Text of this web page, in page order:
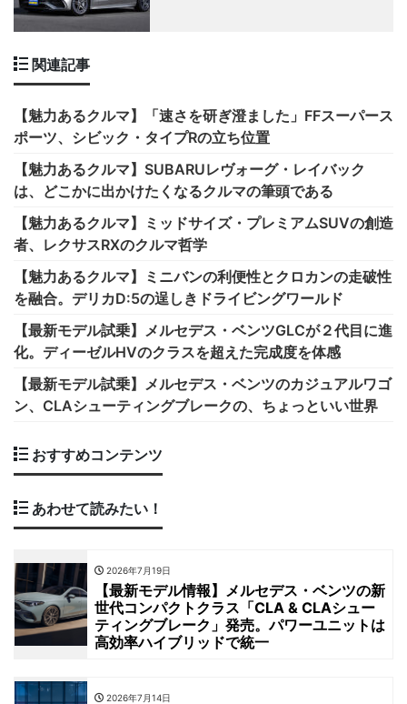
関連記事
【魅力あるクルマ】「速さを研ぎ澄ました」FFスーパース
ポーツ、シビック・タイプRの立ち位置
【魅力あるクルマ】SUBARUレヴォーグ・レイバック
は、どこかに出かけたくなるクルマの筆頭である
【魅力あるクルマ】ミッドサイズ・プレミアムSUVの創造
者、レクサスRXのクルマ哲学
【魅力あるクルマ】ミニバンの利便性とクロカンの走破性
を融合。デリカD:5の逞しきドライビングワールド
【最新モデル試乗】メルセデス・ベンツGLCが２代目に進
化。ディーゼルHVのクラスを超えた完成度を体感
【最新モデル試乗】メルセデス・ベンツのカジュアルワゴ
ン、CLAシューティングブレークの、ちょっといい世界
おすすめコンテンツ
あわせて読みたい！
2026年7月19日
【最新モデル情報】メルセデス・ベンツの新
世代コンパクトクラス「CLA & CLAシュー
ティングブレーク」発売。パワーユニットは
高効率ハイブリッドで統一
2026年7月14日